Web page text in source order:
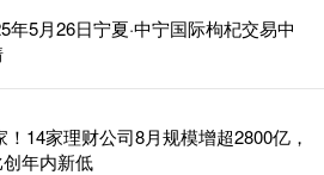
年5月26日宁夏·中宁国际枸杞交易中
！14家理财公司8月规模增超2800亿，
年内新低